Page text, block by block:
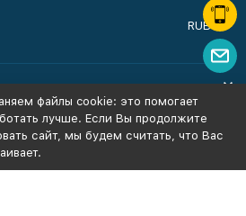
RUB
файлы cookie: это помогает
лучше. Если Вы продолжите
сайт, мы будем считать, что Вас